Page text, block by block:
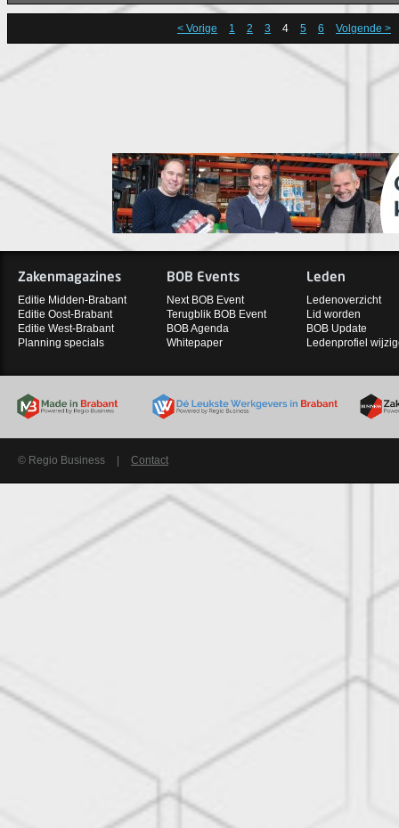
< Vorige 1 2 3 4 5 6 Volgende >
Zakenmagazines
Editie Midden-Brabant
Editie Oost-Brabant
Editie West-Brabant
Planning specials
BOB Events
Next BOB Event
Terugblik BOB Event
BOB Agenda
Whitepaper
Leden
Ledenoverzicht
Lid worden
BOB Update
Ledenprofiel
© Regio Business Contact